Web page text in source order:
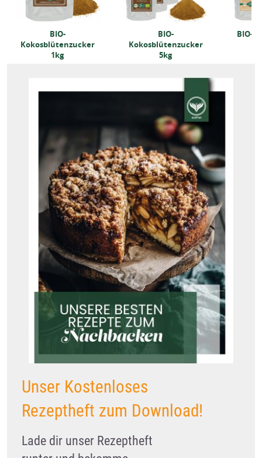
BIO-
Kokosblütenzucker
1kg
BIO-
Kokosblütenzucker
5kg
BIO-
Unser Kostenloses
Rezeptheft zum Download!
Lade dir unser Rezeptheft